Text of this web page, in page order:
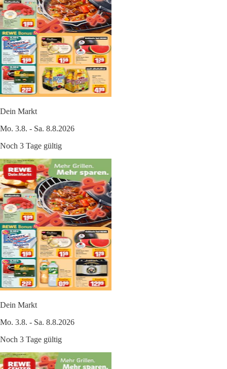
Dein Markt
Mo. 3.8. - Sa. 8.8.2026
Noch 3 Tage gültig
Dein Markt
Mo. 3.8. - Sa. 8.8.2026
Noch 3 Tage gültig